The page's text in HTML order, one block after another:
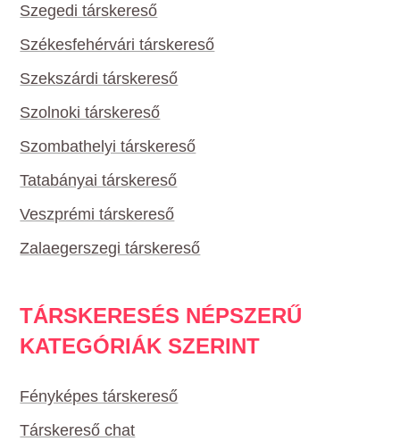
Szegedi társkereső
Székesfehérvári társkereső
Szekszárdi társkereső
Szolnoki társkereső
Szombathelyi társkereső
Tatabányai társkereső
Veszprémi társkereső
Zalaegerszegi társkereső
TÁRSKERESÉS NÉPSZERŰ
KATEGÓRIÁK SZERINT
Fényképes társkereső
Társkereső chat